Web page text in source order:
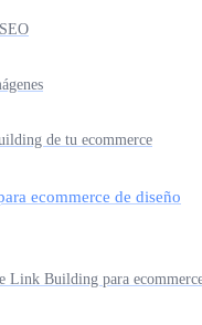
de tu ecommerce
ecommerce de diseño
Link Building para